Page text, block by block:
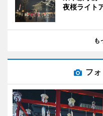
夜桜ライト
も
フ